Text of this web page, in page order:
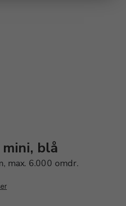
blå
max. 6.000 omdr.